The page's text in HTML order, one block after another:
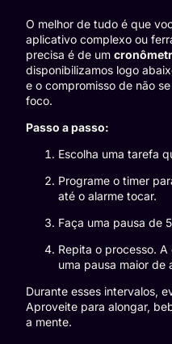
O melhor de tudo é que
aplicativo complexo ou
precisa é de um
disponibilizamos logo
e o compromisso de não
foco.
Passo a passo:
Escolha uma tarefa
Programe o timer
até o alarme tocar.
Faça uma pausa de
Repita o processo.
uma pausa maior de
Durante esses intervalos,
Aproveite para alongar,
a mente.